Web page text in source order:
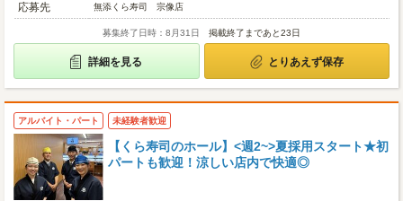
応募先
無添くら寿司 宗像店
募集終了日時：8月31日 掲載終了まであと23日
詳細を見る とりあえず保存
アルバイト・パート 未経験者歓迎
【くら寿司のホール】<週2~>夏採用スタート★初
パートも歓迎！涼しい店内で快適◎